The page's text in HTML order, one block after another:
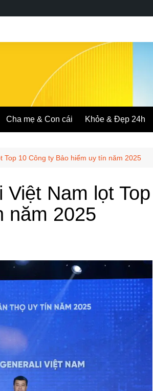
Cha mẹ & Con cái Khỏe & Đẹp 24h
Top 10 Công ty Bảo hiểm uy tín năm 2025
Nam lọt Top
năm 2025